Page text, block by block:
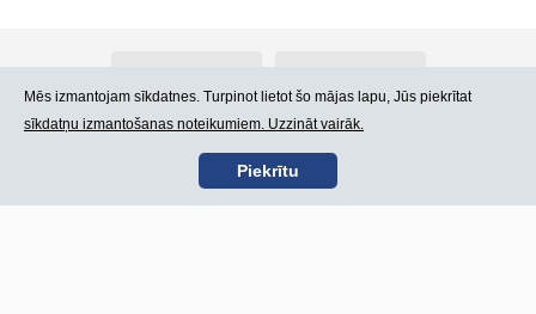
Kontakti Lietošanas noteikumi
Mēs izmantojam sīkdatnes. Turpinot lietot šo mājas lapu, Jūs piekrītat
sīkdatņu izmantošanas noteikumiem. Uzzināt vairāk.
Piekrītu